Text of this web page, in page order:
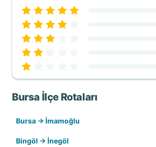
Bursa İlçe Rotaları
Bursa → İmamoğlu
Bingöl → İnegöl